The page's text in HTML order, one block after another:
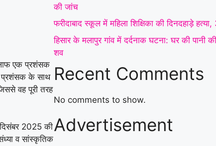
एक प्रशंसक
प्रशंसक के साथ
वह पूरी तरह
2025 की
व सांस्कृतिक
की जांच
फरीदाबाद स्कूल में महिला शिक्षिका की दिनदहाड़े
हिसार के मलापुर गांव में दर्दनाक घटना: घर की पानी
शव
Recent Comments
No comments to show.
Advertisement